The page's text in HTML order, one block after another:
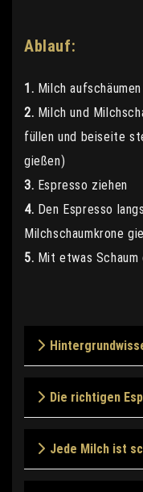
Ablauf:
1. Milch aufschäumen
2. Milch und
füllen und beiseite
gießen)
3. Espresso ziehen
4. Den Espresso
Milchschaumkrone
5. Mit etwas
Die richtigen
Jede Milch ist